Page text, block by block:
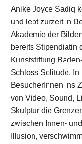
Anike Joyce Sadiq
und lebt zurzeit in
Akademie der
bereits Stipendiatin
Kunststiftung
Schloss Solitude. In
BesucherInnen ins
von Video, Sound,
Skulptur die
zwischen Innen-
Illusion,